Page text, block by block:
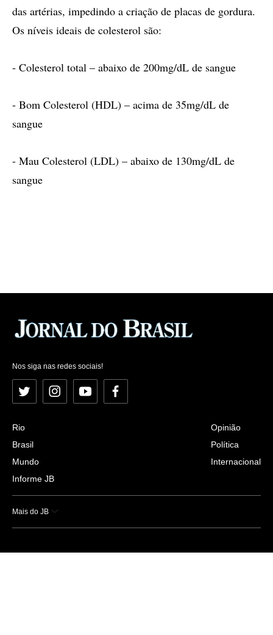
das artérias, impedindo a criação de placas de gordura.
Os níveis ideais de colesterol são:
- Colesterol total – abaixo de 200mg/dL de sangue
- Bom Colesterol (HDL) – acima de 35mg/dL de
sangue
- Mau Colesterol (LDL) – abaixo de 130mg/dL de
sangue
Nos siga nas redes sociais!
Twitter InstagramYouTubeFacebook
Rio
Brasil
Mundo
Informe JB
Opinião
Política
Internacional
Mais do JB
Esportes